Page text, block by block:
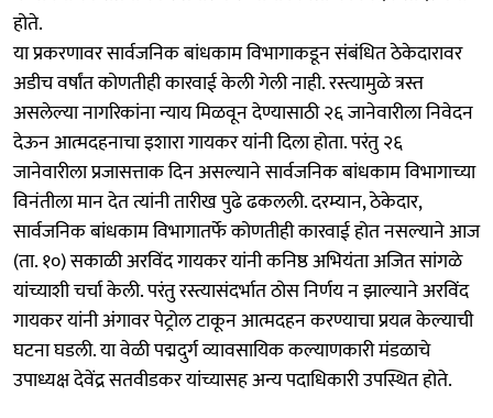
होते.
या प्रकरणावर सार्वजनिक बांधकाम विभागाकडून संबंधित ठेकेदारावर
अडीच वर्षांत कोणतीही कारवाई केली गेली नाही. रस्त्यामुळे त्रस्त
असलेल्या नागरिकांना न्याय मिळवून देण्यासाठी २६ जानेवारीला निवेदन
देऊन आत्मदहनाचा इशारा गायकर यांनी दिला होता. परंतु २६
जानेवारीला प्रजासत्ताक दिन असल्याने सार्वजनिक बांधकाम विभागाच्या
विनंतीला मान देत त्यांनी तारीख पुढे ढकलली. दरम्यान, ठेकेदार,
सार्वजनिक बांधकाम विभागातर्फे कोणतीही कारवाई होत नसल्याने आज
(ता. १०) सकाळी अरविंद गायकर यांनी कनिष्ठ अभियंता अजित सांगळे
यांच्याशी चर्चा केली. परंतु रस्त्यासंदर्भात ठोस निर्णय न झाल्याने अरविंद
गायकर यांनी अंगावर पेट्रोल टाकून आत्मदहन करण्याचा प्रयत्न केल्याची
घटना घडली. या वेळी पद्मदुर्ग व्यावसायिक कल्याणकारी मंडळाचे
उपाध्यक्ष देवेंद्र सतवीडकर यांच्यासह अन्य पदाधिकारी उपस्थित होते.